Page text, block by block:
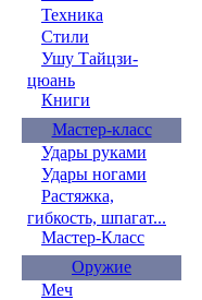
Техника
Стили
Ушу Тайцзи-
цюань
Книги
Мастер-класс
Удары руками
Удары ногами
Растяжка,
гибкость, шпагат...
Мастер-Класс
Оружие
Меч